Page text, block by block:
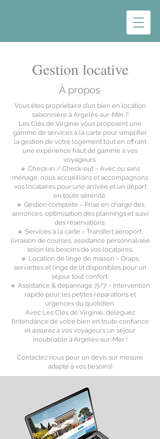
Gestion locative
À propos
Vous êtes propriétaire d’un bien en location
saisonnière à Argelès-sur-Mer ?
Les Clés de Virginie vous proposent une
gamme de services à la carte pour simplifier
la gestion de votre logement tout en offrant
une expérience haut de gamme à vos
voyageurs.
🔹 Check-in / Check-out – Avec ou sans
ménage, nous accueillons et accompagnons
vos locataires pour une arrivée et un départ
en toute sérénité.
🔹 Gestion complète – Prise en charge des
annonces, optimisation des plannings et suivi
des réservations.
🔹 Services à la carte – Transfert aéroport,
livraison de courses, assistance personnalisée
selon les besoins de vos locataires.
🔹 Location de linge de maison – Draps,
serviettes et linge de lit disponibles pour un
séjour tout confort.
🔹 Assistance & dépannage 7j/7 – Intervention
rapide pour les petites réparations et
urgences du quotidien.
Avec Les Clés de Virginie, déléguez
l’intendance de votre bien en toute confiance
et assurez à vos voyageurs un séjour
inoubliable à Argelès-sur-Mer !
Contactez nous pour un devis sur mesure
adapté à vos besoins!